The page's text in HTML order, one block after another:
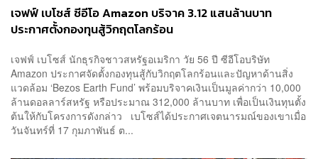
เจฟฟ์ เบโซส์ ซีอีโอ Amazon บริจาค 3.12 แสนล้านบาท
ประกาศตั้งกองทุนสู้วิกฤตโลกร้อน
เจฟฟ์ เบโซส์ นักธุรกิจชาวสหรัฐอเมริกา วัย 56 ปี ซีอีโอบริษัท
Amazon ประกาศจัดตั้งกองทุนสู้กับวิกฤตโลกร้อนและปัญหาด้านสิ่ง
แวดล้อม ‘Bezos Earth Fund’ พร้อมบริจาคเงินเป็นมูลค่ากว่า 10,000
ล้านดอลลาร์สหรัฐ หรือประมาณ 312,000 ล้านบาท เพื่อเป็นเงินทุนตั้ง
ต้นให้กับโครงการดังกล่าว เบโซส์ได้ประกาศเจตนารมณ์ของเขาเมื่อ
วันจันทร์ที่ 17 กุมภาพันธ์ ต...